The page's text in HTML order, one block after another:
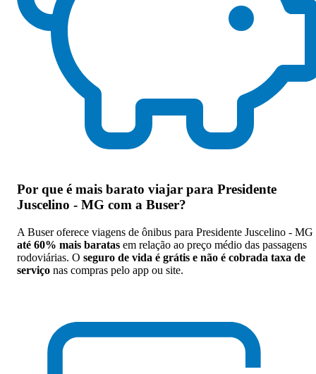
Presidente Juscelino - MG
Passagem de ônibus para Presidente
Economize na viagem de ônibus para
Presidente Juscelino - MG. Reserve
agora, online e sem filas. Mais barato
a passagem na rodoviária.
Por que é mais barato viajar para Presidente
Juscelino - MG com a Buser?
A Buser oferece viagens de ônibus para Presidente Juscelino - MG
até 60% mais baratas em relação ao preço médio das passagens
rodoviárias. O seguro de vida é grátis e não é cobrada taxa de
serviço nas compras pelo app ou site.